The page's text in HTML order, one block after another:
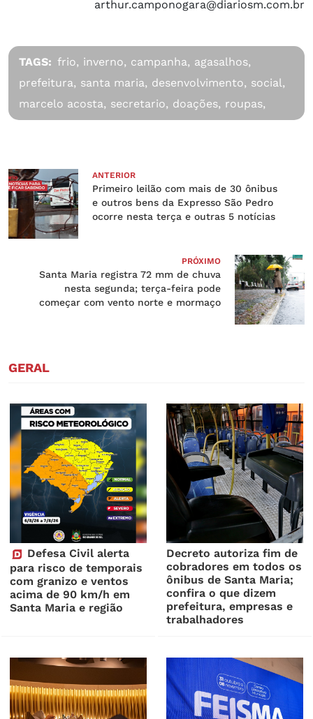
arthur.camponogara@diariosm.com.br
TAGS: frio, inverno, campanha, agasalhos,
prefeitura, santa maria, desenvolvimento, social,
marcelo acosta, secretario, doações, roupas,
ANTERIOR
Primeiro leilão com mais de 30 ônibus
e outros bens da Expresso São Pedro
ocorre nesta terça e outras 5 notícias
PRÓXIMO
Santa Maria registra 72 mm de chuva
nesta segunda; terça-feira pode
começar com vento norte e mormaço
GERAL
Defesa Civil alerta
para risco de temporais
com granizo e ventos
acima de 90 km/h em
Santa Maria e região
Decreto autoriza fim de
cobradores em todos os
ônibus de Santa Maria;
confira o que dizem
prefeitura, empresas e
trabalhadores